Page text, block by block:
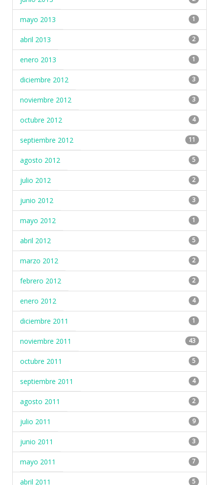
mayo 2013 1
abril 2013 2
enero 2013 1
diciembre 2012 3
noviembre 2012 3
octubre 2012 4
septiembre 2012 11
agosto 2012 5
julio 2012 2
junio 2012 3
mayo 2012 1
abril 2012 5
marzo 2012 2
febrero 2012 2
enero 2012 4
diciembre 2011 1
noviembre 2011 43
octubre 2011 5
septiembre 2011 4
agosto 2011 2
julio 2011 9
junio 2011 3
mayo 2011 7
abril 2011 5